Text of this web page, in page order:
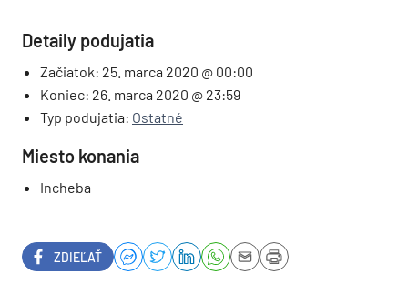
Detaily podujatia
Začiatok: 25. marca 2020 @ 00:00
Koniec: 26. marca 2020 @ 23:59
Typ podujatia: Ostatné
Miesto konania
Incheba
ZDIEĽAŤ